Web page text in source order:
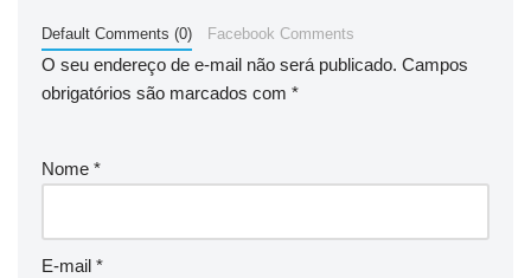
Default Comments (0) Facebook Comments
O seu endereço de e-mail não será publicado. Campos
obrigatórios são marcados com *
Nome *
E-mail *